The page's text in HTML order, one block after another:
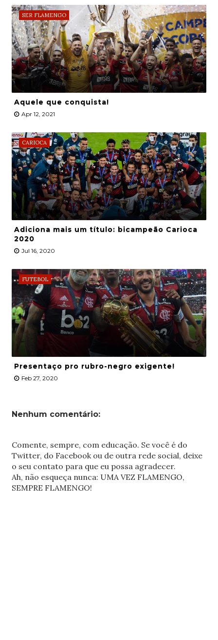
SER FLAMENGO
Aquele que conquista!
Apr 12, 2021
CARIOCA
Adiciona mais um título: bicampeão Carioca
2020
Jul 16, 2020
FUTEBOL
Presentaço pro rubro-negro exigente!
Feb 27, 2020
Nenhum comentário:
Comente, sempre, com educação. Se você é do
Twitter, do Facebook ou de outra rede social, deixe
o seu contato para que eu possa agradecer.
Ah, não esqueça nunca: UMA VEZ FLAMENGO,
SEMPRE FLAMENGO!